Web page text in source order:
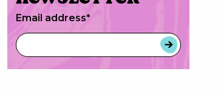
Email address*